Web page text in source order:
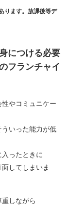
ります。放課後等デ
につける必要
フランチャイ
やコミュニケー
いった能力が低
ったときに
してしまいま
しながら